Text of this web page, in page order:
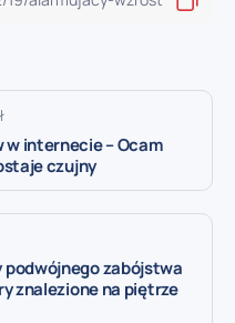
w internecie – Ocam
czujny
zabójstwa
znalezione na piętrze